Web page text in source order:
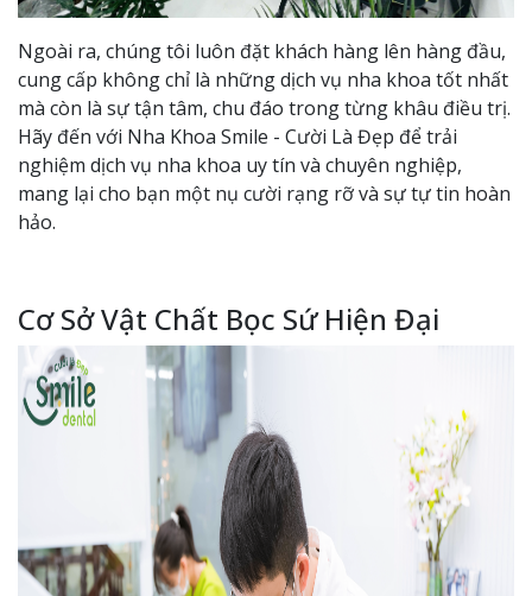
Ngoài ra, chúng tôi luôn đặt khách hàng lên hàng đầu,
cung cấp không chỉ là những dịch vụ nha khoa tốt nhất
mà còn là sự tận tâm, chu đáo trong từng khâu điều trị.
Hãy đến với Nha Khoa Smile - Cười Là Đẹp để trải
nghiệm dịch vụ nha khoa uy tín và chuyên nghiệp,
mang lại cho bạn một nụ cười rạng rỡ và sự tự tin hoàn
hảo.
Cơ Sở Vật Chất Bọc Sứ Hiện Đại